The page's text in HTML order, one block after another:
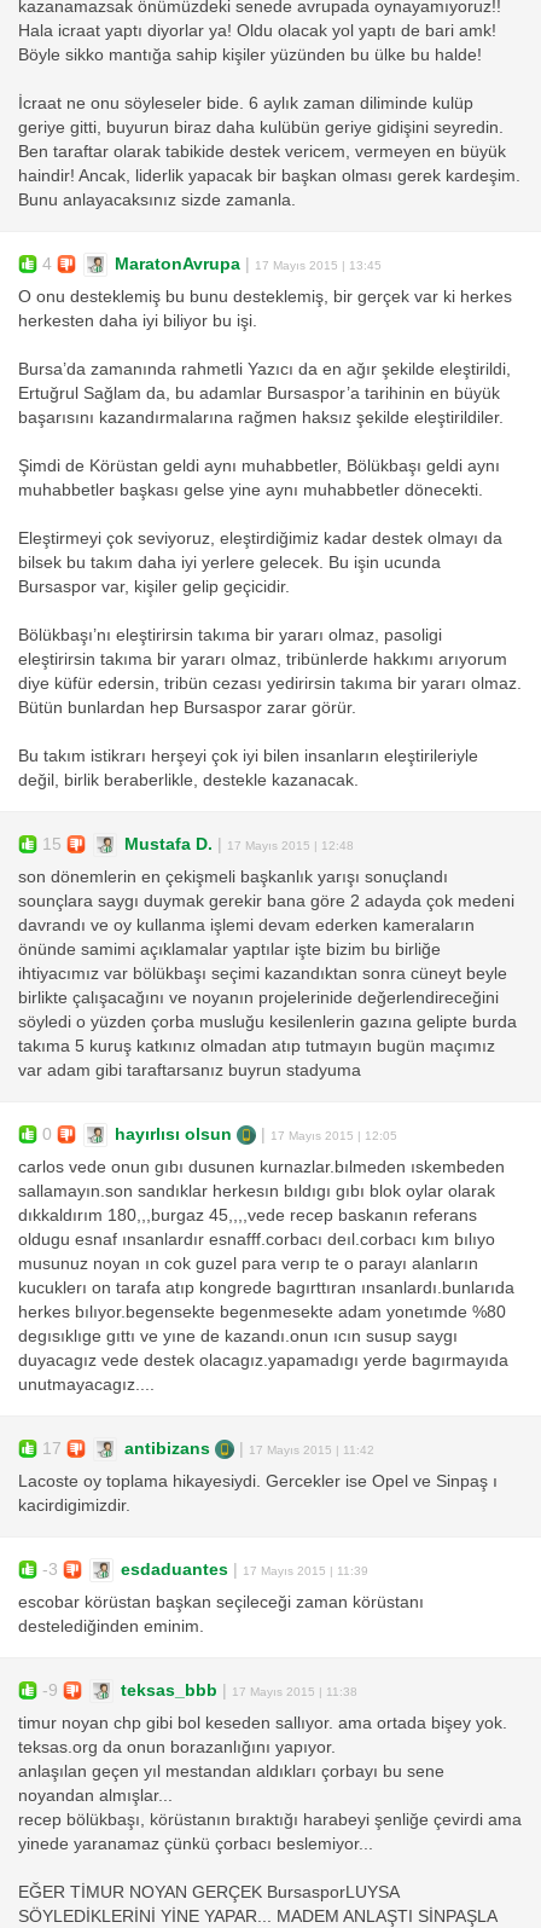
kazanamazsak önümüzdeki senede avrupada oynayamıyoruz!!
Hala icraat yaptı diyorlar ya! Oldu olacak yol yaptı de bari amk!
Böyle sikko mantığa sahip kişiler yüzünden bu ülke bu halde!
İcraat ne onu söyleseler bide. 6 aylık zaman diliminde kulüp
geriye gitti, buyurun biraz daha kulübün geriye gidişini seyredin.
Ben taraftar olarak tabikide destek vericem, vermeyen en büyük
haindir! Ancak, liderlik yapacak bir başkan olması gerek kardeşim.
Bunu anlayacaksınız sizde zamanla.
4 MaratonAvrupa 17 Mayıs 2015 | 13:45
O onu desteklemiş bu bunu desteklemiş, bir gerçek var ki herkes
herkesten daha iyi biliyor bu işi.
Bursa’da zamanında rahmetli Yazıcı da en ağır şekilde eleştirildi,
Ertuğrul Sağlam da, bu adamlar Bursaspor’a tarihinin en büyük
başarısını kazandırmalarına rağmen haksız şekilde eleştirildiler.
Şimdi de Körüstan geldi aynı muhabbetler, Bölükbaşı geldi aynı
muhabbetler başkası gelse yine aynı muhabbetler dönecekti.
Eleştirmeyi çok seviyoruz, eleştirdiğimiz kadar destek olmayı da
bilsek bu takım daha iyi yerlere gelecek. Bu işin ucunda
Bursaspor var, kişiler gelip geçicidir.
Bölükbaşı’nı eleştirirsin takıma bir yararı olmaz, pasoligi
eleştirirsin takıma bir yararı olmaz, tribünlerde hakkımı arıyorum
diye küfür edersin, tribün cezası yedirirsin takıma bir yararı olmaz.
Bütün bunlardan hep Bursaspor zarar görür.
Bu takım istikrarı herşeyi çok iyi bilen insanların eleştirileriyle
değil, birlik beraberlikle, destekle kazanacak.
15 Mustafa D. 17 Mayıs 2015 | 12:48
son dönemlerin en çekişmeli başkanlık yarışı sonuçlandı
sounçlara saygı duymak gerekir bana göre 2 adayda çok medeni
davrandı ve oy kullanma işlemi devam ederken kameraların
önünde samimi açıklamalar yaptılar işte bizim bu birliğe
ihtiyacımız var bölükbaşı seçimi kazandıktan sonra cüneyt beyle
birlikte çalışacağını ve noyanın projelerinide değerlendireceğini
söyledi o yüzden çorba musluğu kesilenlerin gazına gelipte burda
takıma 5 kuruş katkınız olmadan atıp tutmayın bugün maçımız
var adam gibi taraftarsanız buyrun stadyuma
0 hayırlısı olsun 17 Mayıs 2015 | 12:05
carlos vede onun gıbı dusunen kurnazlar.bılmeden ıskembeden
sallamayın.son sandıklar herkesın bıldıgı gıbı blok oylar olarak
dıkkaldırım 180,,,burgaz 45,,,,vede recep baskanın referans
oldugu esnaf ınsanlardır esnafff.corbacı deıl.corbacı kım bılıyo
musunuz noyan ın cok guzel para verıp te o parayı alanların
kucuklerı on tarafa atıp kongrede bagırttıran ınsanlardı.bunlarıda
herkes bılıyor.begensekte begenmesekte adam yonetımde %80
degısıklıge gıttı ve yıne de kazandı.onun ıcın susup saygı
duyacagız vede destek olacagız.yapamadıgı yerde bagırmayıda
unutmayacagız....
17 antibizans 17 Mayıs 2015 | 11:42
Lacoste oy toplama hikayesiydi. Gercekler ise Opel ve Sinpaş ı
kacirdigimizdir.
-3 esdaduantes 17 Mayıs 2015 | 11:39
escobar körüstan başkan seçileceği zaman körüstanı
destelediğinden eminim.
-9 teksas_bbb 17 Mayıs 2015 | 11:38
timur noyan chp gibi bol keseden sallıyor. ama ortada bişey yok.
teksas.org da onun borazanlığını yapıyor.
anlaşılan geçen yıl mestandan aldıkları çorbayı bu sene
noyandan almışlar...
recep bölükbaşı, körüstanın bıraktığı harabeyi şenliğe çevirdi ama
yinede yaranamaz çünkü çorbacı beslemiyor...
EĞER TİMUR NOYAN GERÇEK BursasporLUYSA
SÖYLEDİKLERİNİ YİNE YAPAR... MADEM ANLAŞTI SİNPAŞLA